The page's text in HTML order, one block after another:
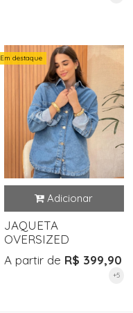
Em destaque
JAQUETA
OVERSIZED
A partir de R$ 399,90
+5